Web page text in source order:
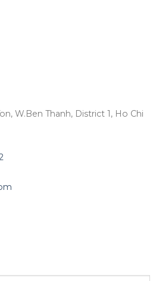
W.Ben Thanh, District 1, Ho Chi